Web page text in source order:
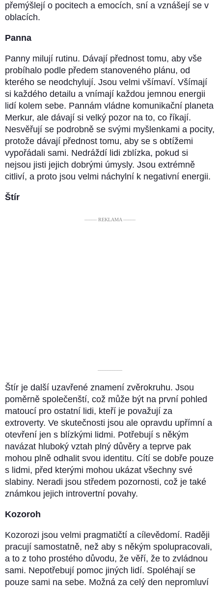
přemýšlejí o pocitech a emocích, sní a vznášejí se v
oblacích.
Panna
Panny milují rutinu. Dávají přednost tomu, aby vše
probíhalo podle předem stanoveného plánu, od
kterého se neodchylují. Jsou velmi všímaví. Všímají
si každého detailu a vnímají každou jemnou energii
lidí kolem sebe. Pannám vládne komunikační planeta
Merkur, ale dávají si velký pozor na to, co říkají.
Nesvěřují se podrobně se svými myšlenkami a pocity,
protože dávají přednost tomu, aby se s obtížemi
vypořádali sami. Nedráždí lidi zblízka, pokud si
nejsou jisti jejich dobrými úmysly. Jsou extrémně
citliví, a proto jsou velmi náchylní k negativní energii.
Štír
––––– REKLAMA –––––
––––––––––
Štír je další uzavřené znamení zvěrokruhu. Jsou
poměrně společenští, což může být na první pohled
matoucí pro ostatní lidi, kteří je považují za
extroverty. Ve skutečnosti jsou ale opravdu upřímní a
otevření jen s blízkými lidmi. Potřebují s někým
navázat hluboký vztah plný důvěry a teprve pak
mohou plně odhalit svou identitu. Cítí se dobře pouze
s lidmi, před kterými mohou ukázat všechny své
slabiny. Neradi jsou středem pozornosti, což je také
známkou jejich introvertní povahy.
Kozoroh
Kozorozi jsou velmi pragmatičtí a cílevědomí. Raději
pracují samostatně, než aby s někým spolupracovali,
a to z toho prostého důvodu, že věří, že to zvládnou
sami. Nepotřebují pomoc jiných lidí. Spoléhají se
pouze sami na sebe. Možná za celý den nepromluví